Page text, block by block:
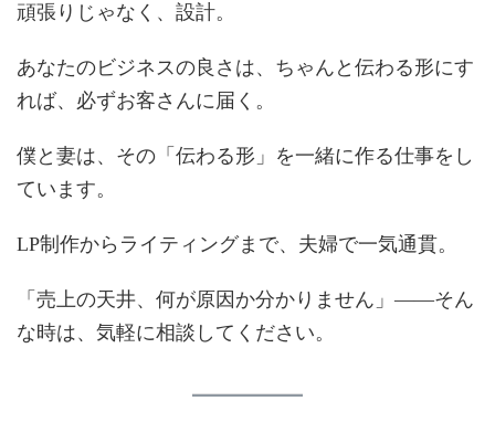
頑張りじゃなく、設計。
あなたのビジネスの良さは、ちゃんと伝わる形にす
れば、必ずお客さんに届く。
僕と妻は、その「伝わる形」を一緒に作る仕事をし
ています。
LP制作からライティングまで、夫婦で一気通貫。
「売上の天井、何が原因か分かりません」——そん
な時は、気軽に相談してください。